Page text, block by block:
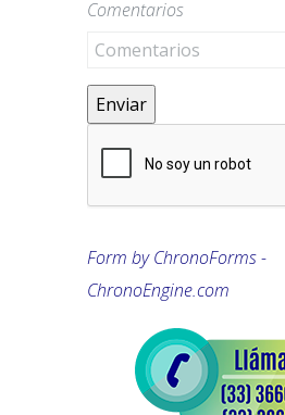
Comentarios
Enviar
Form by ChronoForms -
ChronoEngine.com